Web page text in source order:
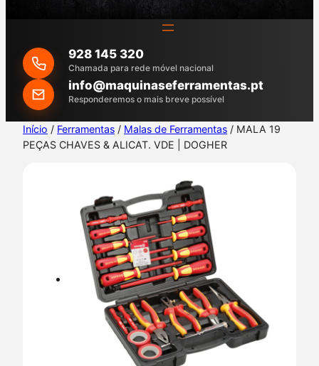
r
c
h
928 145 320
Chamada para rede móvel nacional
info@maquinaseferramentas.pt
Responderemos o mais breve possível
Início / Ferramentas / Malas de Ferramentas / MALA 19
PEÇAS CHAVES & ALICAT. VDE | DOGHER